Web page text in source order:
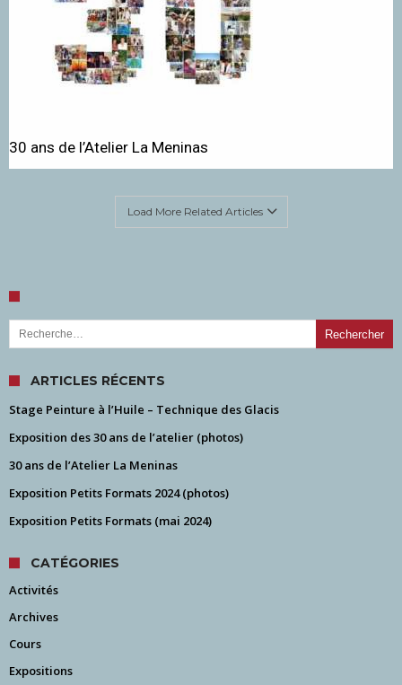
30 ans de l’Atelier La Meninas
Load More Related Articles
Rechercher :
ARTICLES RÉCENTS
Stage Peinture à l’Huile – Technique des Glacis
Exposition des 30 ans de l’atelier (photos)
30 ans de l’Atelier La Meninas
Exposition Petits Formats 2024 (photos)
Exposition Petits Formats (mai 2024)
CATÉGORIES
Activités
Archives
Cours
Expositions